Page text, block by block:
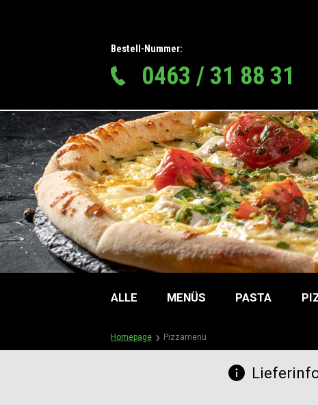
Bestell-Nummer:
0463 / 31 88 31
ALLE MENÜS PASTA
Homepage Pizzamenü